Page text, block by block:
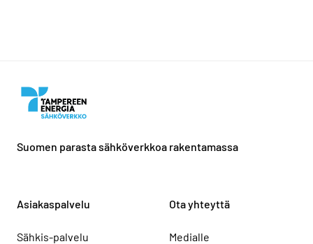
Suomen parasta sähköverkkoa rakentamassa
Asiakaspalvelu
Sähkis-palvelu
Ota yhteyttä
Medialle